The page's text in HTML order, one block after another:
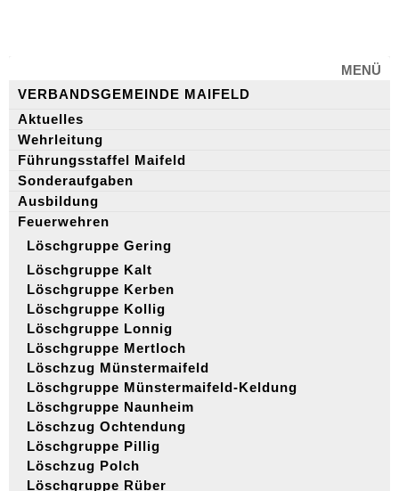
MENÜ
VERBANDSGEMEINDE MAIFELD
Aktuelles
Wehrleitung
Führungsstaffel Maifeld
Sonderaufgaben
Ausbildung
Feuerwehren
Löschgruppe Gering
Löschgruppe Kalt
Löschgruppe Kerben
Löschgruppe Kollig
Löschgruppe Lonnig
Löschgruppe Mertloch
Löschzug Münstermaifeld
Löschgruppe Münstermaifeld-Keldung
Löschgruppe Naunheim
Löschzug Ochtendung
Löschgruppe Pillig
Löschzug Polch
Löschgruppe Rüber